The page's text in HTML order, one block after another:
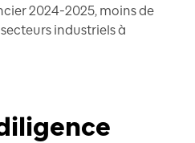
2024-2025, moins de
industriels à